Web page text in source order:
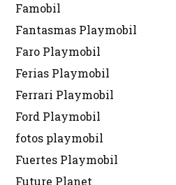
Famobil
Fantasmas Playmobil
Faro Playmobil
Ferias Playmobil
Ferrari Playmobil
Ford Playmobil
fotos playmobil
Fuertes Playmobil
Future Planet